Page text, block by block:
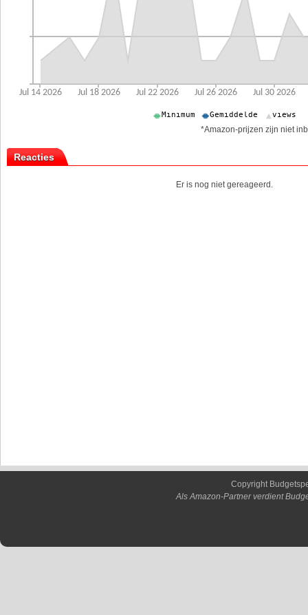
*Amazon-prijzen zijn niet
Reacties
Er is nog niet gereageerd.
Copyright
Als Amazon-Partner verdient